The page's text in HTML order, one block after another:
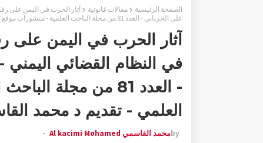
الصفحة الرئيسية مقالات قانونية
آثار الحرب في اليمن على
علي الجرباني - العدد 81 من مجلة الباحث العلمية - منشورات موقع الباحث العلمي - تقديم د محمد القاسمي
آثار الحرب في اليمن على
في النظام القضائي
- العدد 81 من مجلة
العلمي - تقديم د محمد
byمحمد القاسمي Al kacimi Mohamed